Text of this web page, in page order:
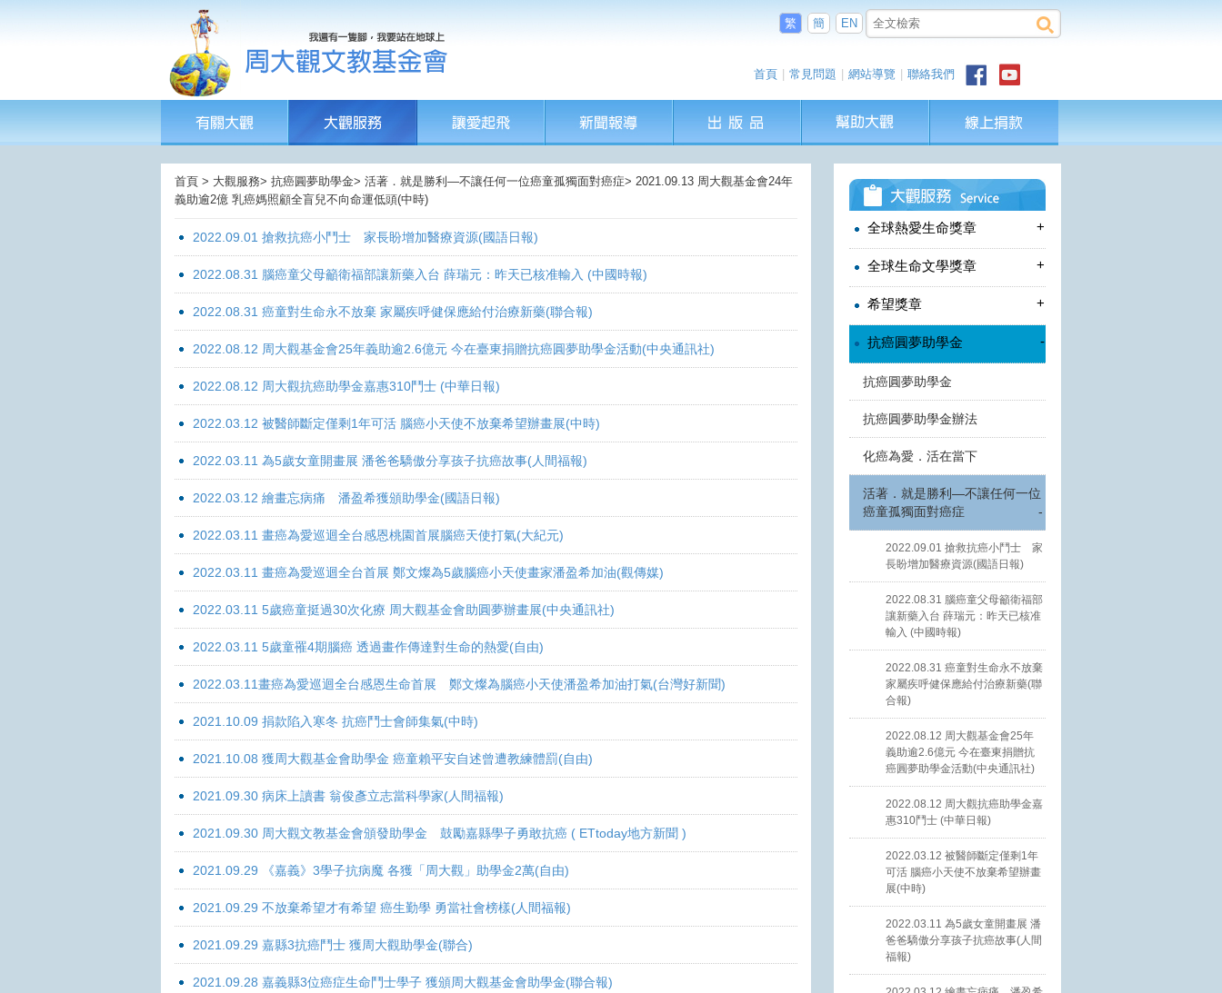
繁 簡 EN
首頁 常見問題 網站導覽 聯絡我們
首頁 > 大觀服務> 抗癌圓夢助學金> 活著．就是勝利—不讓任何一位癌童孤獨面對癌症> 2021.09.13 周大觀基金會24年
義助逾2億 乳癌媽照顧全盲兒不向命運低頭(中時)
2022.09.01 搶救抗癌小鬥士 家長盼增加醫療資源(國語日報)
2022.08.31 腦癌童父母籲衛福部讓新藥入台 薛瑞元：昨天已核准輸入 (中國時報)
2022.08.31 癌童對生命永不放棄 家屬疾呼健保應給付治療新藥(聯合報)
2022.08.12 周大觀基金會25年義助逾2.6億元 今在臺東捐贈抗癌圓夢助學金活動(中央通訊社)
2022.08.12 周大觀抗癌助學金嘉惠310鬥士 (中華日報)
2022.03.12 被醫師斷定僅剩1年可活 腦癌小天使不放棄希望辦畫展(中時)
2022.03.11 為5歲女童開畫展 潘爸爸驕傲分享孩子抗癌故事(人間福報)
2022.03.12 繪畫忘病痛 潘盈希獲頒助學金(國語日報)
2022.03.11 畫癌為愛巡迴全台感恩桃園首展腦癌天使打氣(大紀元)
2022.03.11 畫癌為愛巡迴全台首展 鄭文燦為5歲腦癌小天使畫家潘盈希加油(觀傳媒)
2022.03.11 5歲癌童挺過30次化療 周大觀基金會助圓夢辦畫展(中央通訊社)
2022.03.11 5歲童罹4期腦癌 透過畫作傳達對生命的熱愛(自由)
2022.03.11畫癌為愛巡迴全台感恩生命首展 鄭文燦為腦癌小天使潘盈希加油打氣(台灣好新聞)
2021.10.09 捐款陷入寒冬 抗癌鬥士會師集氣(中時)
2021.10.08 獲周大觀基金會助學金 癌童賴平安自述曾遭教練體罰(自由)
2021.09.30 病床上讀書 翁俊彥立志當科學家(人間福報)
2021.09.30 周大觀文教基金會頒發助學金 鼓勵嘉縣學子勇敢抗癌 ( ETtoday地方新聞 )
2021.09.29 《嘉義》3學子抗病魔 各獲「周大觀」助學金2萬(自由)
2021.09.29 不放棄希望才有希望 癌生勤學 勇當社會榜樣(人間福報)
2021.09.29 嘉縣3抗癌鬥士 獲周大觀助學金(聯合)
2021.09.28 嘉義縣3位癌症生命鬥士學子 獲頒周大觀基金會助學金(聯合報)
全球熱愛生命獎章 +
全球生命文學獎章 +
希望獎章 +
抗癌圓夢助學金 -
抗癌圓夢助學金
抗癌圓夢助學金辦法
化癌為愛．活在當下
活著．就是勝利—不讓任何一位
癌童孤獨面對癌症
-
2022.09.01 搶救抗癌小鬥士 家
長盼增加醫療資源(國語日報)
2022.08.31 腦癌童父母籲衛福部
讓新藥入台 薛瑞元：昨天已核准
輸入 (中國時報)
2022.08.31 癌童對生命永不放棄
家屬疾呼健保應給付治療新藥(聯
合報)
2022.08.12 周大觀基金會25年
義助逾2.6億元 今在臺東捐贈抗
癌圓夢助學金活動(中央通訊社)
2022.08.12 周大觀抗癌助學金嘉
惠310鬥士 (中華日報)
2022.03.12 被醫師斷定僅剩1年
可活 腦癌小天使不放棄希望辦畫
展(中時)
2022.03.11 為5歲女童開畫展 潘
爸爸驕傲分享孩子抗癌故事(人間
福報)